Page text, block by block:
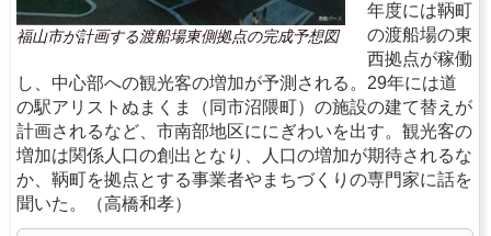
福山市が計画する渡船場東側拠点の完成予想図
年度には鞆町
の渡船場の東
西拠点が稼働
し、中心部への観光客の増加が予測される。29年には道
の駅アリストぬまくま（同市沼隈町）の施設の建て替えが
計画されるなど、市南部地区ににぎわいを出す。観光客の
増加は関係人口の創出となり、人口の増加が期待されるな
か、鞆町を拠点とする事業者やまちづくりの専門家に話を
聞いた。（高橋和孝）